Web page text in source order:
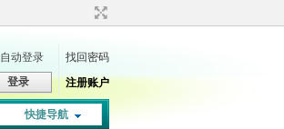
自动登录
找回密码
登录 注册账户
快捷导航